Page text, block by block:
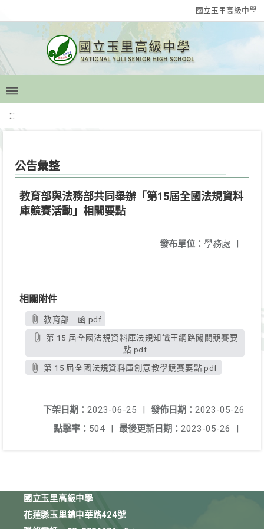
國立玉里高級中學
:::
公告彙整
教育部與法務部共同舉辦「第15屆全國法規資料
庫競賽活動」相關要點
發布單位： 學務處 |
相關附件
教育部 函.pdf
點.pdf
第 15 屆全國法規資料庫創意教學競賽要點.pdf
發佈日期： 2023-05-26
下架日期： 2023-06-25
|
最後更新日期： 2023-05-26 |
點擊率： 504 |
國立玉里高級中學
花蓮縣玉里鎮中華路424號